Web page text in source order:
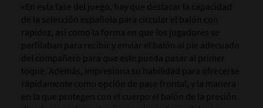
«En esta fase del juego, hay que destacar la capacidad
de la selección española para circular el balón con
rapidez, así como la forma en que los jugadores se
perfilaban para recibir y enviar el balón al pie adecuado
del compañero para que este pueda pasar al primer
toque. Además, impresiona su habilidad para ofrecerse
rápidamente como opción de pase frontal, y la manera
en la que protegen con el cuerpo el balón de la presión